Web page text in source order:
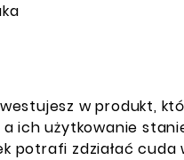
w produkt,
a ich użytkowanie
potrafi zdziałać